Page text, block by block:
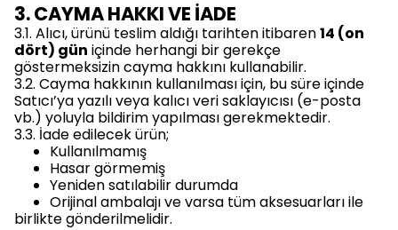
3. CAYMA HAKKI VE İADE
3.1. Alıcı, ürünü teslim aldığı tarihten itibaren14 (on
dört) gün içinde herhangi bir gerekçe
göstermeksizin cayma hakkını kullanabilir.
3.2. Cayma hakkının kullanılması için, bu süre içinde
Satıcı’ya yazılı veya kalıcı veri saklayıcısı (e-posta
vb.) yoluyla bildirim yapılması gerekmektedir.
3.3. İade edilecek ürün;
Kullanılmamış
Hasar görmemiş
Yeniden satılabilir durumda
Orijinal ambalajı ve varsa tüm aksesuarları ile
birlikte gönderilmelidir.